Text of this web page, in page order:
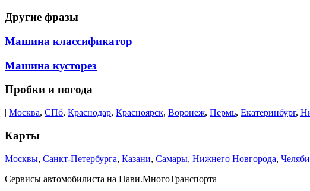
Другие фразы
Машина классификатор
Машина кусторез
Пробки и погода
| Москва, СПб, Краснодар, Красноярск, Воронеж, Пермь, Екатеринбург,
Карты
Москвы, Санкт-Петербурга, Казани, Самары, Нижнего Новгорода,
Сервисы автомобилиста на Нави.МногоТранспорта